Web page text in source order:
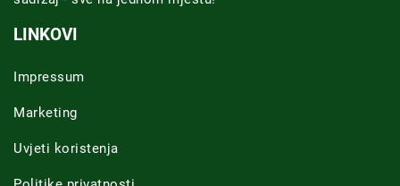
LINKOVI
Impressum
Marketing
Uvjeti koristenja